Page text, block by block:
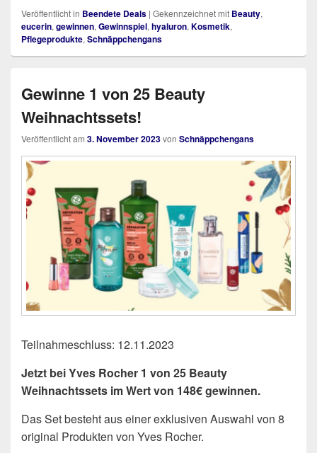
Veröffentlicht in Beendete Deals | Gekennzeichnet mit Beauty,
eucerin, gewinnen, Gewinnspiel, hyaluron, Kosmetik,
Pflegeprodukte, Schnäppchengans
Gewinne 1 von 25 Beauty
Weihnachtssets!
Veröffentlicht am 3. November 2023von Schnäppchengans
Teilnahmeschluss: 12.11.2023
Jetzt bei Yves Rocher 1 von 25 Beauty
Weihnachtssets im Wert von 148€ gewinnen.
Das Set besteht aus einer exklusiven Auswahl von 8
original Produkten von Yves Rocher.